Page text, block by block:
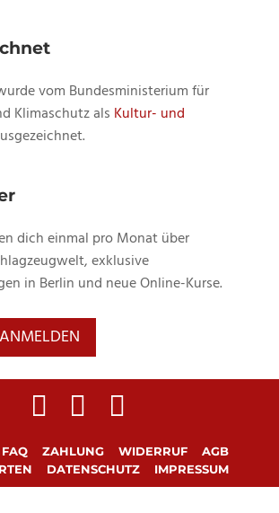
vom Bundesministerium für
Klimaschutz als Kultur- und
dich einmal pro Monat über
exklusive
in Berlin und neue Online-Kurse.
FAQ ZAHLUNG WIDERRUF
AGB
DATENSCHUTZ IMPRESSUM